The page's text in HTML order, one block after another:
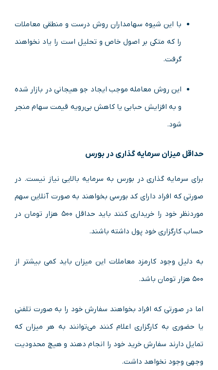
با این شیوه سهامداران روش درست و منطقی معاملات
را که متکی بر اصول خاص و تحلیل است را یاد نخواهند
گرفت.
این روش معامله موجب ایجاد جو هیجانی در بازار شده
و به افزایش حبابی یا کاهش بی‌رویه قیمت سهام منجر
شود.
حداقل میزان سرمایه گذاری در بورس
برای سرمایه گذاری در بورس به سرمایه بالایی نیاز نیست. در
صورتی که افراد دارای کد بورسی بخواهند به صورت آنلاین سهم
موردنظر خود را خریداری کنند باید حداقل ۵۰۰ هزار تومان در
حساب کارگزاری خود پول داشته باشند.
به دلیل وجود کارمزد معاملات این میزان باید کمی بیشتر از
۵۰۰ هزار تومان باشد.
اما در صورتی که افراد بخواهند سفارش خود را به صورت تلفنی
یا حضوری به کارگزاری اعلام کنند می‌توانند به هر میزان که
تمایل دارند سفارش خرید خود را انجام دهند و هیچ محدودیت
وجهی وجود نخواهد داشت.